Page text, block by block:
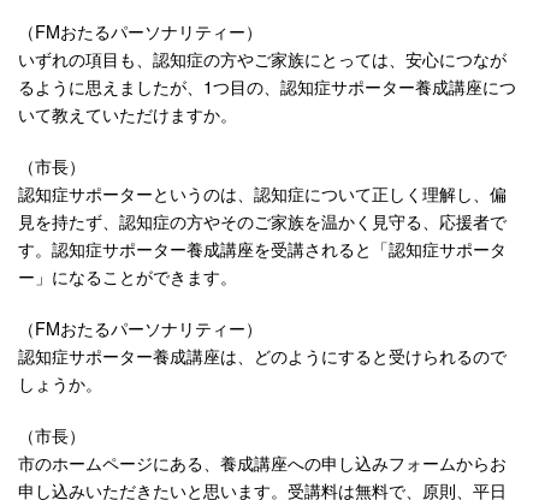
（FMおたるパーソナリティー）
いずれの項目も、認知症の方やご家族にとっては、安心につなが
るように思えましたが、1つ目の、認知症サポーター養成講座につ
いて教えていただけますか。
（市長）
認知症サポーターというのは、認知症について正しく理解し、偏
見を持たず、認知症の方やそのご家族を温かく見守る、応援者で
す。認知症サポーター養成講座を受講されると「認知症サポータ
ー」になることができます。
（FMおたるパーソナリティー）
認知症サポーター養成講座は、どのようにすると受けられるので
しょうか。
（市長）
市のホームページにある、養成講座への申し込みフォームからお
申し込みいただきたいと思います。受講料は無料で、原則、平日